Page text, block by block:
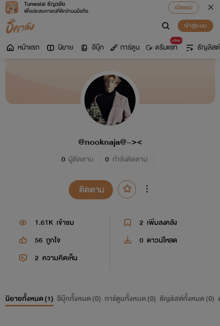
Tunwalai ธัญวลัย
เพื่อประสบการณ์ที่ดีกว่าบนมือถือ
เปิดแอป
เข้าสู่ระบบ
หน้าแรก นิยาย อีบุ๊ก การ์ตูน
มาใหม่
ดรีมแชท ธัญลิสต์
@nooknaja@~><
0 ผู้ติดตาม 0 กำลังติดตาม
ติดตาม
1.61K เข้าชม 2 เพิ่มลงคลัง
56 ถูกใจ 0 ดาวน์โหลด
2 ความคิดเห็น
นิยายทั้งหมด (1) อีบุ๊กทั้งหมด (0) การ์ตูนทั้งหมด (0) ธัญลิสต์ทั้งหมด (0)